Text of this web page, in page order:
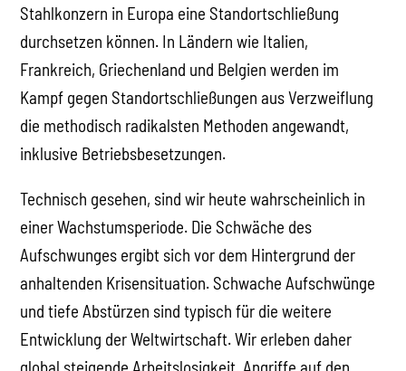
Stahlkonzern in Europa eine Standortschließung
durchsetzen können. In Ländern wie Italien,
Frankreich, Griechenland und Belgien werden im
Kampf gegen Standortschließungen aus Verzweiflung
die methodisch radikalsten Methoden angewandt,
inklusive Betriebsbesetzungen.
Technisch gesehen, sind wir heute wahrscheinlich in
einer Wachstumsperiode. Die Schwäche des
Aufschwunges ergibt sich vor dem Hintergrund der
anhaltenden Krisensituation. Schwache Aufschwünge
und tiefe Abstürzen sind typisch für die weitere
Entwicklung der Weltwirtschaft. Wir erleben daher
global steigende Arbeitslosigkeit, Angriffe auf den